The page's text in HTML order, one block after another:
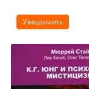
Уведомить